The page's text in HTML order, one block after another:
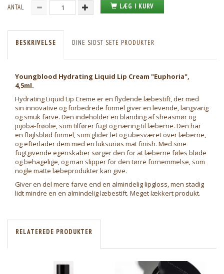
ANTAL LÆG I KURV
BESKRIVELSE DINE SIDST SETE PRODUKTER
Youngblood Hydrating Liquid Lip Cream "Euphoria",
4,5ml.
Hydrating Liquid Lip Creme er en flydende læbestift, der med
sin innovative og forbedrede formel giver en levende, langvarig
og smuk farve. Den indeholder en blanding af sheasmør og
jojoba-frøolie, som tilfører fugt og næring til læberne. Den har
en fløjlsblød formel, som glider let og ubesværet over læberne,
og efterlader dem med en luksuriøs mat finish. Med sine
fugtgivende egenskaber sørger den for at læberne føles bløde
og behagelige, og man slipper for den tørre fornemmelse, som
nogle matte læbeprodukter kan give.
Giver en del mere farve end en almindelig lipgloss, men stadig
lidt mindre en en almindelig læbestift. Meget lækkert produkt.
RELATEREDE PRODUKTER